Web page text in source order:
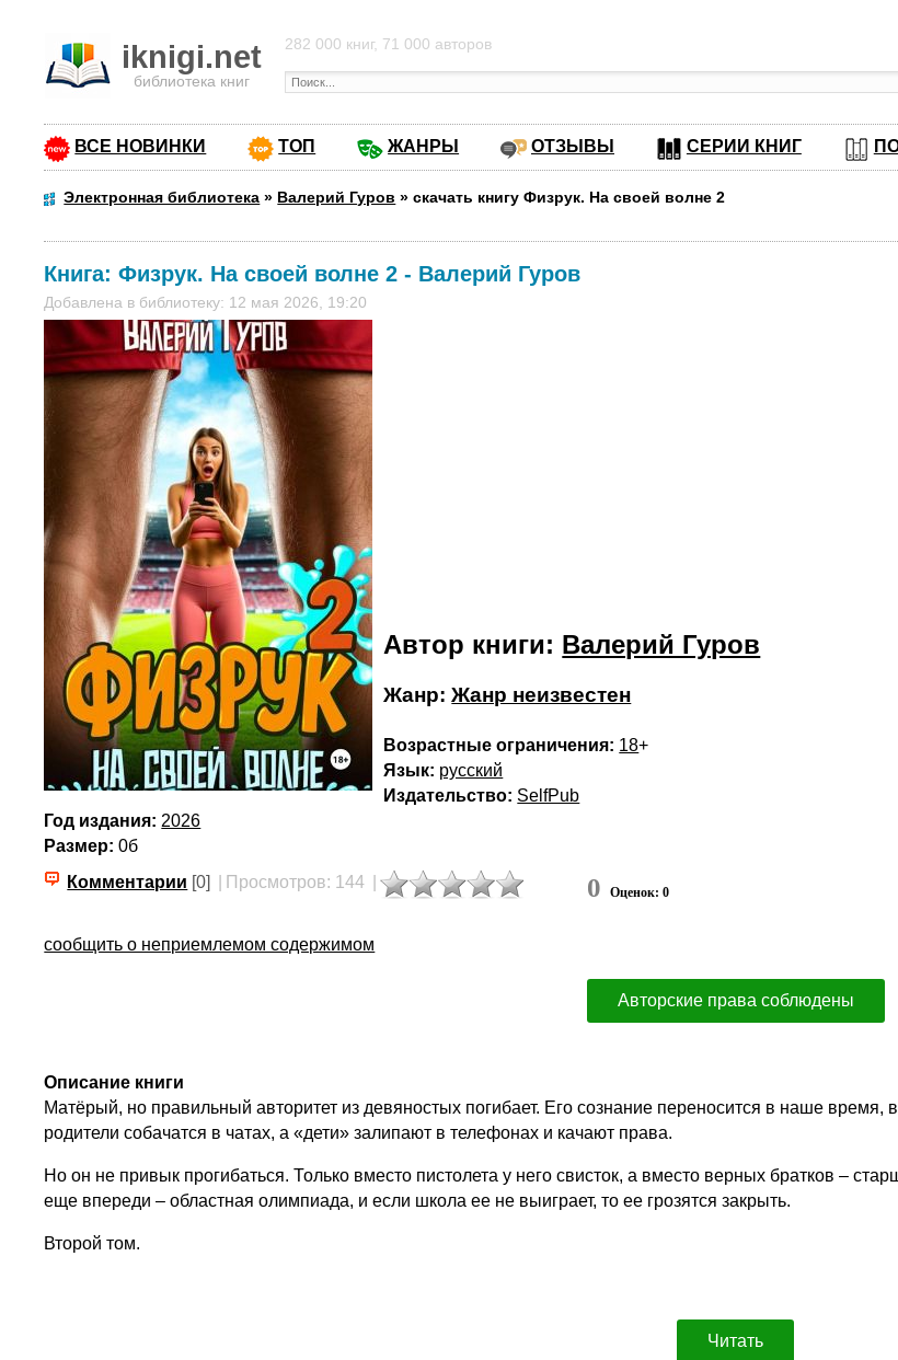
iknigi.net
библиотека книг
282 000 книг, 71 000 авторов
ВСЕ НОВИНКИ ТОП ЖАНРЫ ОТЗЫВЫ СЕРИИ КНИГ
Электронная библиотека » Валерий Гуров »скачать книгу Физрук. На своей волне 2
Книга:Физрук. На своей волне 2 - Валерий Гуров
Добавлена в библиотеку: 12 мая 2026, 19:20
Автор книги: Валерий Гуров
Жанр:Жанр неизвестен
Возрастные ограничения: 18+
Язык: русский
Издательство: SelfPub
Год издания: 2026
Размер: 0б
Комментарии [0] Просмотров: 144 0 Оценок: 0
сообщить о неприемлемом содержимом
Авторские права соблюдены
Описание книги
Матёрый, но правильный авторитет из девяностых погибает. Его сознание переносится в наше время,
родители собачатся в чатах, а «дети» залипают в телефонах и качают права.
Но он не привык прогибаться. Только вместо пистолета у него свисток, а вместо верных братков –
еще впереди – областная олимпиада, и если школа ее не выиграет, то ее грозятся закрыть.
Второй том.
Читать